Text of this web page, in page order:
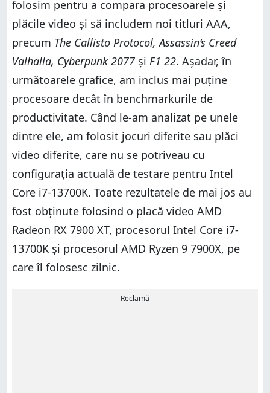
folosim pentru a compara procesoarele și
plăcile video și să includem noi titluri AAA,
precum The Callisto Protocol, Assassin’s Creed
Valhalla, Cyberpunk 2077 și F1 22. Așadar, în
următoarele grafice, am inclus mai puține
procesoare decât în benchmarkurile de
productivitate. Când le-am analizat pe unele
dintre ele, am folosit jocuri diferite sau plăci
video diferite, care nu se potriveau cu
configurația actuală de testare pentru Intel
Core i7-13700K. Toate rezultatele de mai jos au
fost obținute folosind o placă video AMD
Radeon RX 7900 XT, procesorul Intel Core i7-
13700K și procesorul AMD Ryzen 9 7900X, pe
care îl folosesc zilnic.
Reclamă